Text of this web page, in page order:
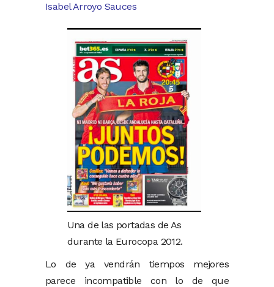
Isabel Arroyo Sauces
Una de las portadas de As
durante la Eurocopa 2012.
Lo de ya vendrán tiempos mejores
parece incompatible con lo de que